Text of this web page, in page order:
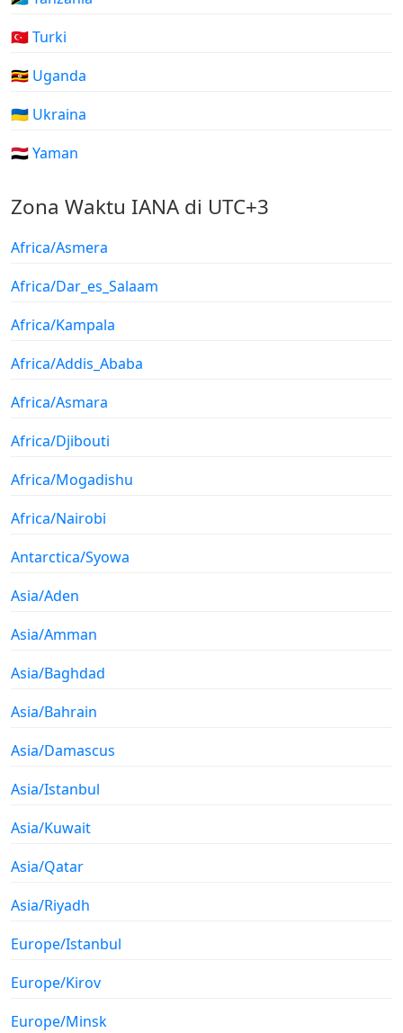
🇹🇷 Turki
🇺🇬 Uganda
🇺🇦 Ukraina
🇾🇪 Yaman
Zona Waktu IANA di UTC+3
Africa/Asmera
Africa/Dar_es_Salaam
Africa/Kampala
Africa/Addis_Ababa
Africa/Asmara
Africa/Djibouti
Africa/Mogadishu
Africa/Nairobi
Antarctica/Syowa
Asia/Aden
Asia/Amman
Asia/Baghdad
Asia/Bahrain
Asia/Damascus
Asia/Istanbul
Asia/Kuwait
Asia/Qatar
Asia/Riyadh
Europe/Istanbul
Europe/Kirov
Europe/Minsk